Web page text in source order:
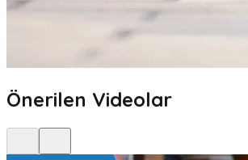
Önerilen Videolar